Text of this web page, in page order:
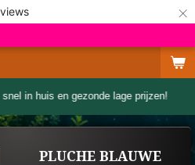
×
in huis en gezonde lage prijzen!
PLUCHE BLAUWE